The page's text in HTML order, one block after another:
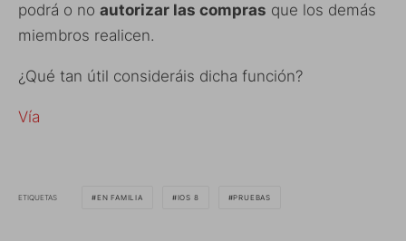
podrá o no autorizar las compras que los demás
miembros realicen.
¿Qué tan útil consideráis dicha función?
Vía
ETIQUETAS EN FAMILIA IOS 8 PRUEBAS